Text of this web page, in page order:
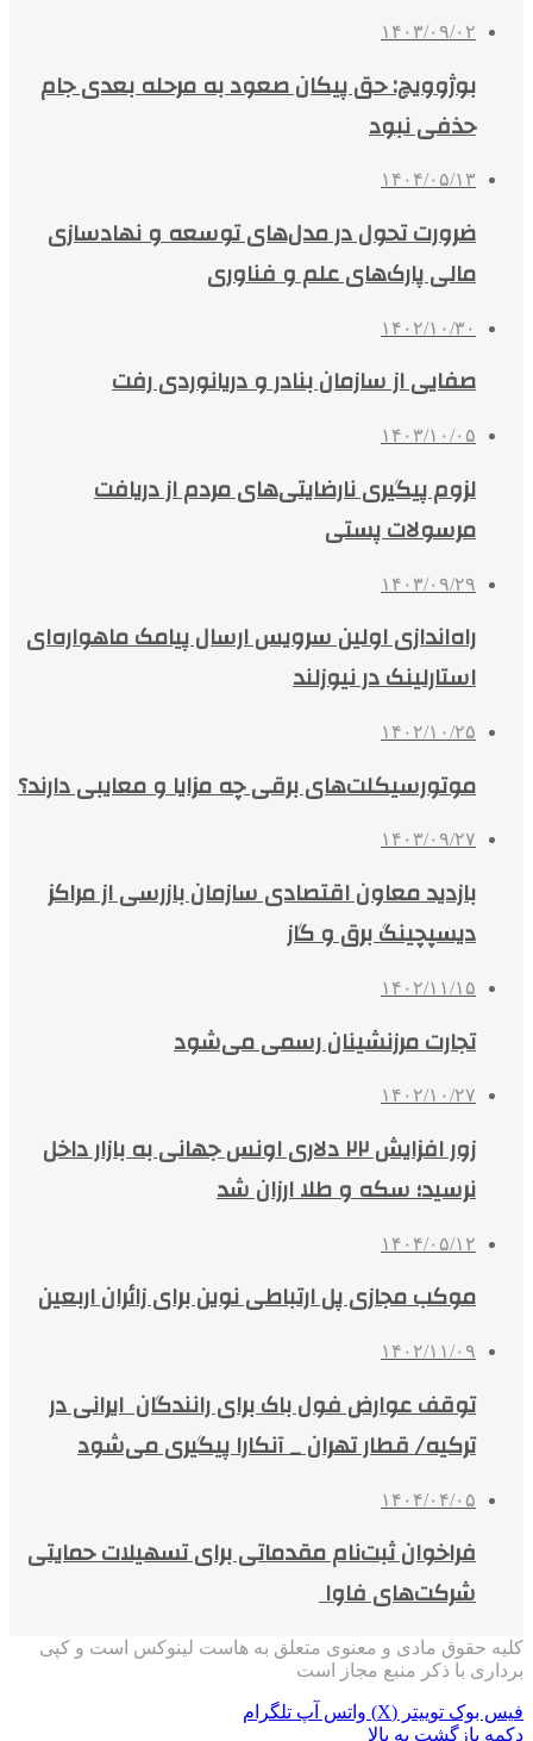
۱۴۰۳/۰۹/۰۲
بوژوویچ: حق پیکان صعود به مرحله بعدی جام
حذفی نبود
۱۴۰۴/۰۵/۱۳
ضرورت تحول در مدل‌های توسعه و نهادسازی
مالی پارک‌های علم و فناوری
۱۴۰۲/۱۰/۳۰
صفایی از ​سازمان بنادر و دریانوردی رفت
۱۴۰۳/۱۰/۰۵
لزوم پیگیری نارضایتی‌های مردم از دریافت
مرسولات پستی
۱۴۰۳/۰۹/۲۹
راه‌اندازی اولین سرویس ارسال پیامک ماهواره‌ای
استارلینک در نیوزلند
۱۴۰۲/۱۰/۲۵
موتورسیکلت‌های برقی چه مزایا و معایبی دارند؟
۱۴۰۳/۰۹/۲۷
بازدید معاون اقتصادی سازمان بازرسی از مراکز
دیسپچینگ برق و گاز
۱۴۰۲/۱۱/۱۵
تجارت مرزنشینان رسمی می‌شود
۱۴۰۲/۱۰/۲۷
زور افزایش ٢٢ دلاری اونس جهانی به بازار داخل
نرسید؛ سکه و طلا ارزان شد
۱۴۰۴/۰۵/۱۲
موکب مجازی پل ارتباطی نوین برای زائران اربعین
۱۴۰۲/۱۱/۰۹
توقف عوارض فول باک برای رانندگان ایرانی در
ترکیه/ قطار تهران _ آنکارا پیگیری می‌شود
۱۴۰۴/۰۴/۰۵
فراخوان ثبت‌نام مقدماتی برای تسهیلات حمایتی
شرکت‌های فاوا
کلیه حقوق مادی و معنوی متعلق به هاست لینوکس است و کپی
برداری با ذکر منبع مجاز است
فیس بوک توییتر (X) واتس آپ تلگرام
دکمه بازگشت به بالا